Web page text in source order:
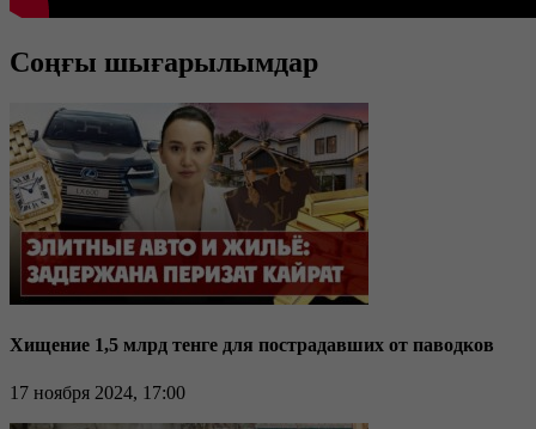
Соңғы шығарылымдар
Хищение 1,5 млрд тенге для пострадавших от паводков
17 ноября 2024, 17:00